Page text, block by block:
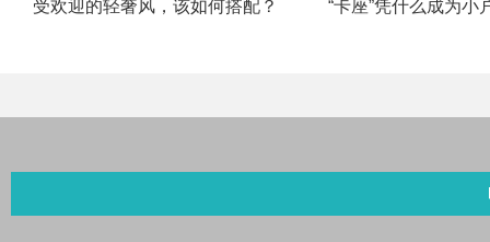
受欢迎的轻奢风，该如何搭配？ “卡座”凭什么成为小